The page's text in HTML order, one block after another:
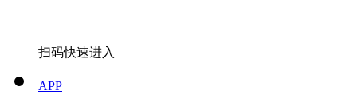
扫码快速进入
APP